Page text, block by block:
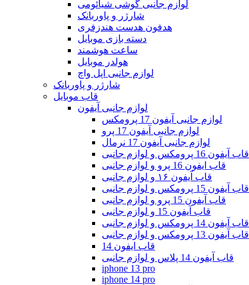
لوازم جانبی گوشی شیائومی
شارژر و پاوربانک
هدفون هدست هندزفری
دسته بازی موبایل
ساعت هوشمند
هولدر موبایل
لوازم جانبی اپل واچ
شارژر و پاوربانک
قاب موبایل
لوازم جانبی آیفون
لوازم جانبی آیفون 17 پرومکس
لوازم جانبی آیفون 17 پرو
لوازم جانبی آیفون 17 نرمال
قاب آیفون 16 پرومکس و لوازم جانبی
قاب ایفون 16 پرو و لوازم جانبی
قاب آیفون ۱۶ و لوازم جانبی
قاب آیفون 15 پرومکس و لوازم جانبی
قاب آیفون 15 پرو و لوازم جانبی
قاب آیفون 15 و لوازم جانبی
قاب آیفون 14 پرومکس و لوازم جانبی
قاب آیفون 13 پرومکس و لوازم جانبی
قاب ایفون 14
قاب آیفون 14 پلاس و لوازم جانبی
iphone 13 pro
iphone 14 pro